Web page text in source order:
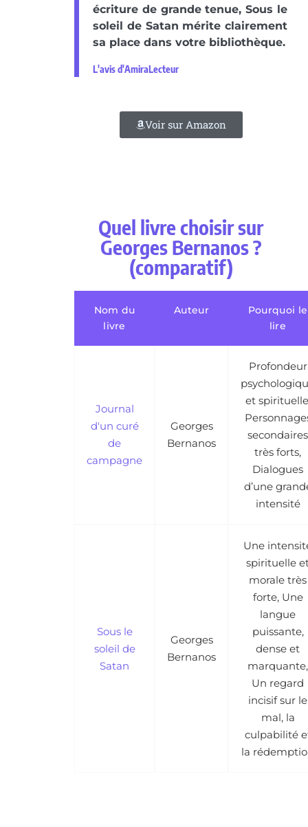
écriture de grande tenue, Sous le
soleil de Satan mérite clairement
sa place dans votre bibliothèque.
L'avis d'AmiraLecteur
Voir sur Amazon
Quel livre choisir sur
Georges Bernanos ?
(comparatif)
Nom du
livre
Auteur
Pourquoi le
lire
Journal
d'un curé
de
campagne
Georges
Bernanos
Profondeur
et
secondaires
très forts,
Dialogues
d’une
intensité
Sous le
soleil de
Satan
Georges
Bernanos
Une
spirituelle
morale très
forte, Une
langue
puissante,
dense et
marquante,
Un regard
incisif sur le
mal, la
culpabilité
la